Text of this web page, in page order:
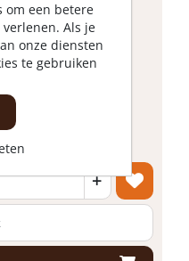
175mm
+
om een betere
Als je
onze diensten
te gebruiken